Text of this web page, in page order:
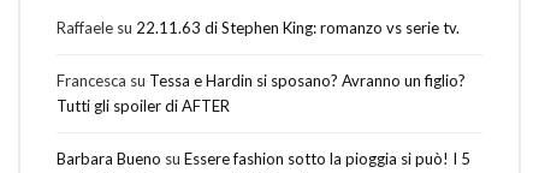
Raffaele su 22.11.63 di Stephen King: romanzo vs serie tv.
Francesca su Tessa e Hardin si sposano? Avranno un figlio?
Tutti gli spoiler di AFTER
Barbara Bueno su Essere fashion sotto la pioggia si può! I 5